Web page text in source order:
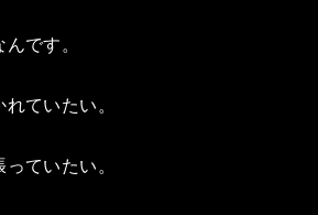
です。
ていたい。
ていたい。